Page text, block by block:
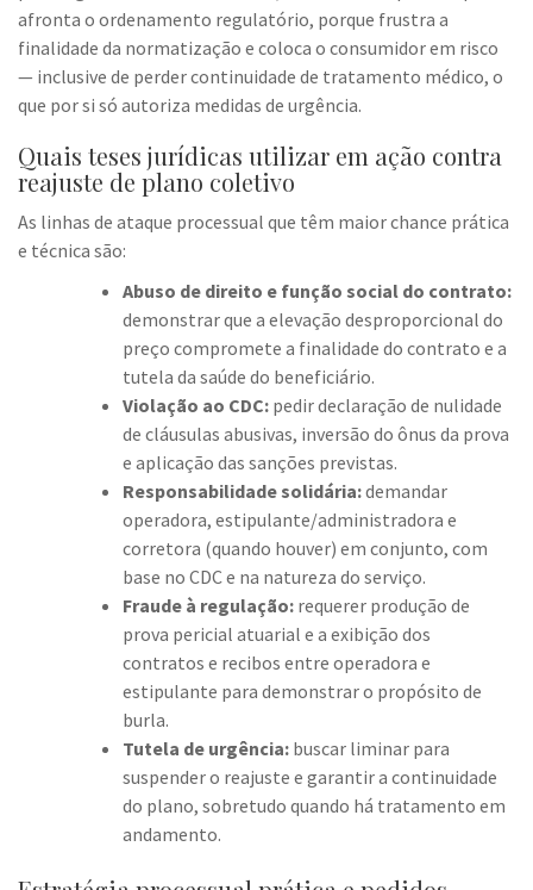
afronta o ordenamento regulatório, porque frustra a
finalidade da normatização e coloca o consumidor em risco
— inclusive de perder continuidade de tratamento médico, o
que por si só autoriza medidas de urgência.
Quais teses jurídicas utilizar em ação contra
reajuste de plano coletivo
As linhas de ataque processual que têm maior chance prática
e técnica são:
Abuso de direito e função social do contrato:
demonstrar que a elevação desproporcional do
preço compromete a finalidade do contrato e a
tutela da saúde do beneficiário.
Violação ao CDC: pedir declaração de nulidade
de cláusulas abusivas, inversão do ônus da prova
e aplicação das sanções previstas.
Responsabilidade solidária:demandar
operadora, estipulante/administradora e
corretora (quando houver) em conjunto, com
base no CDC e na natureza do serviço.
Fraude à regulação: requerer produção de
prova pericial atuarial e a exibição dos
contratos e recibos entre operadora e
estipulante para demonstrar o propósito de
burla.
Tutela de urgência: buscar liminar para
suspender o reajuste e garantir a continuidade
do plano, sobretudo quando há tratamento em
andamento.